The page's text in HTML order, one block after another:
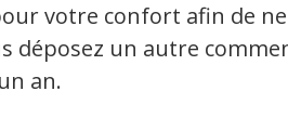
votre confort afin de
déposez un autre
an.